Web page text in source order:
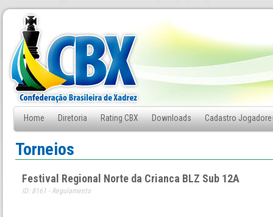
Home Diretoria Rating CBX Downloads Cadastro
Fale Conosco
Torneios
Festival Regional Norte da Crianca BLZ Sub 12A
ID: 8161 - Regulamento